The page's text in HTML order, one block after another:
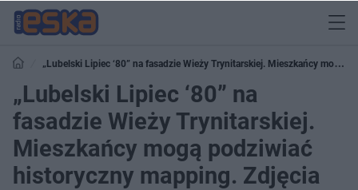
„Lubelski Lipiec ‘80” na fasadzie Wieży Trynitarskiej. Mieszkańcy mogą
podziwiać historyczny mapping. Zdjęcia
„Lubelski Lipiec ‘80” na
fasadzie Wieży Trynitarskiej.
Mieszkańcy mogą podziwiać
historyczny mapping. Zdjęcia